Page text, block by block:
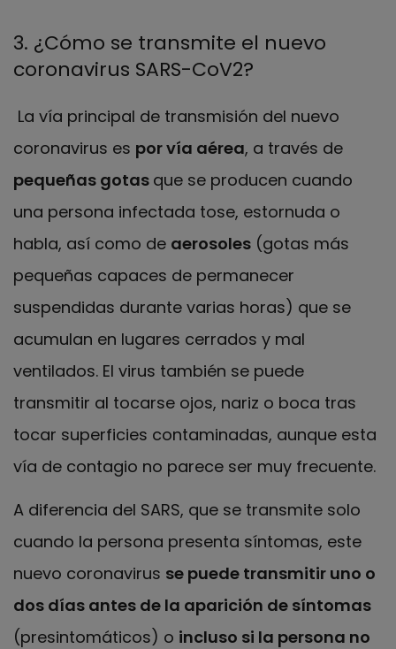
3. ¿Cómo se transmite el nuevo
coronavirus SARS-CoV2?
La vía principal de transmisión del nuevo
coronavirus es por vía aérea, a través de
pequeñas gotas que se producen cuando
una persona infectada tose, estornuda o
habla, así como de aerosoles (gotas más
pequeñas capaces de permanecer
suspendidas durante varias horas) que se
acumulan en lugares cerrados y mal
ventilados. El virus también se puede
transmitir al tocarse ojos, nariz o boca tras
tocar superficies contaminadas, aunque esta
vía de contagio no parece ser muy frecuente.
A diferencia del SARS, que se transmite solo
cuando la persona presenta síntomas, este
nuevo coronavirus se puede transmitir uno o
dos días antes de la aparición de síntomas
(presintomáticos) o incluso si la persona no